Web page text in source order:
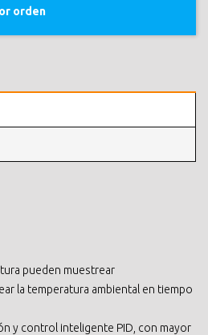
orden
pueden muestrear
la temperatura ambiental en tiempo
y control inteligente PID, con mayor